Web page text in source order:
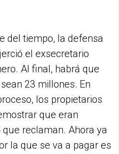
del tiempo, la defensa
el exsecretario
Al final, habrá que
23 millones. En
los propietarios
que eran
reclaman. Ahora ya
la que se va a pagar es